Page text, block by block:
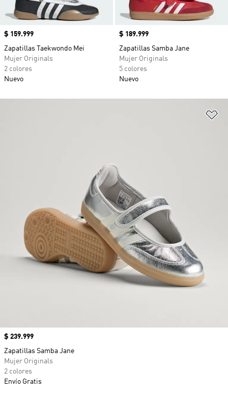
Precio
$ 159.999
Zapatillas Taekwondo Mei
Mujer Originals
2 colores
Nuevo
Precio
$ 189.999
Zapatillas Samba Jane
Mujer Originals
5 colores
Nuevo
Precio
$ 239.999
Zapatillas Samba Jane
Mujer Originals
2 colores
Envío Gratis